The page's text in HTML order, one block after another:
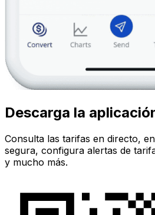
Descarga la
Consulta las tarifas en directo,
segura, configura alertas de
y mucho más.